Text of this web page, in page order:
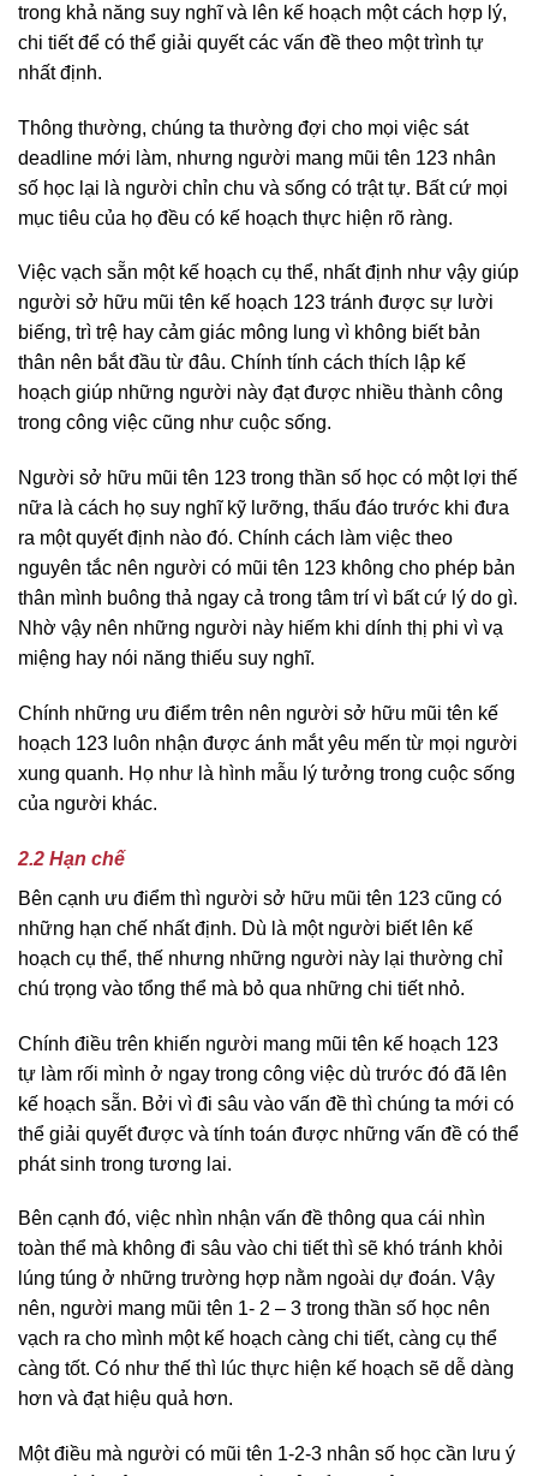
trong khả năng suy nghĩ và lên kế hoạch một cách hợp lý,
chi tiết để có thể giải quyết các vấn đề theo một trình tự
nhất định.
Thông thường, chúng ta thường đợi cho mọi việc sát
deadline mới làm, nhưng người mang mũi tên 123 nhân
số học lại là người chỉn chu và sống có trật tự. Bất cứ mọi
mục tiêu của họ đều có kế hoạch thực hiện rõ ràng.
Việc vạch sẵn một kế hoạch cụ thể, nhất định như vậy giúp
người sở hữu mũi tên kế hoạch 123 tránh được sự lười
biếng, trì trệ hay cảm giác mông lung vì không biết bản
thân nên bắt đầu từ đâu. Chính tính cách thích lập kế
hoạch giúp những người này đạt được nhiều thành công
trong công việc cũng như cuộc sống.
Người sở hữu mũi tên 123 trong thần số học có một lợi thế
nữa là cách họ suy nghĩ kỹ lưỡng, thấu đáo trước khi đưa
ra một quyết định nào đó. Chính cách làm việc theo
nguyên tắc nên người có mũi tên 123 không cho phép bản
thân mình buông thả ngay cả trong tâm trí vì bất cứ lý do gì.
Nhờ vậy nên những người này hiếm khi dính thị phi vì vạ
miệng hay nói năng thiếu suy nghĩ.
Chính những ưu điểm trên nên người sở hữu mũi tên kế
hoạch 123 luôn nhận được ánh mắt yêu mến từ mọi người
xung quanh. Họ như là hình mẫu lý tưởng trong cuộc sống
của người khác.
2.2 Hạn chế
Bên cạnh ưu điểm thì người sở hữu mũi tên 123 cũng có
những hạn chế nhất định. Dù là một người biết lên kế
hoạch cụ thể, thế nhưng những người này lại thường chỉ
chú trọng vào tổng thể mà bỏ qua những chi tiết nhỏ.
Chính điều trên khiến người mang mũi tên kế hoạch 123
tự làm rối mình ở ngay trong công việc dù trước đó đã lên
kế hoạch sẵn. Bởi vì đi sâu vào vấn đề thì chúng ta mới có
thể giải quyết được và tính toán được những vấn đề có thể
phát sinh trong tương lai.
Bên cạnh đó, việc nhìn nhận vấn đề thông qua cái nhìn
toàn thể mà không đi sâu vào chi tiết thì sẽ khó tránh khỏi
lúng túng ở những trường hợp nằm ngoài dự đoán. Vậy
nên, người mang mũi tên 1- 2 – 3 trong thần số học nên
vạch ra cho mình một kế hoạch càng chi tiết, càng cụ thể
càng tốt. Có như thế thì lúc thực hiện kế hoạch sẽ dễ dàng
hơn và đạt hiệu quả hơn.
Một điều mà người có mũi tên 1-2-3 nhân số học cần lưu ý